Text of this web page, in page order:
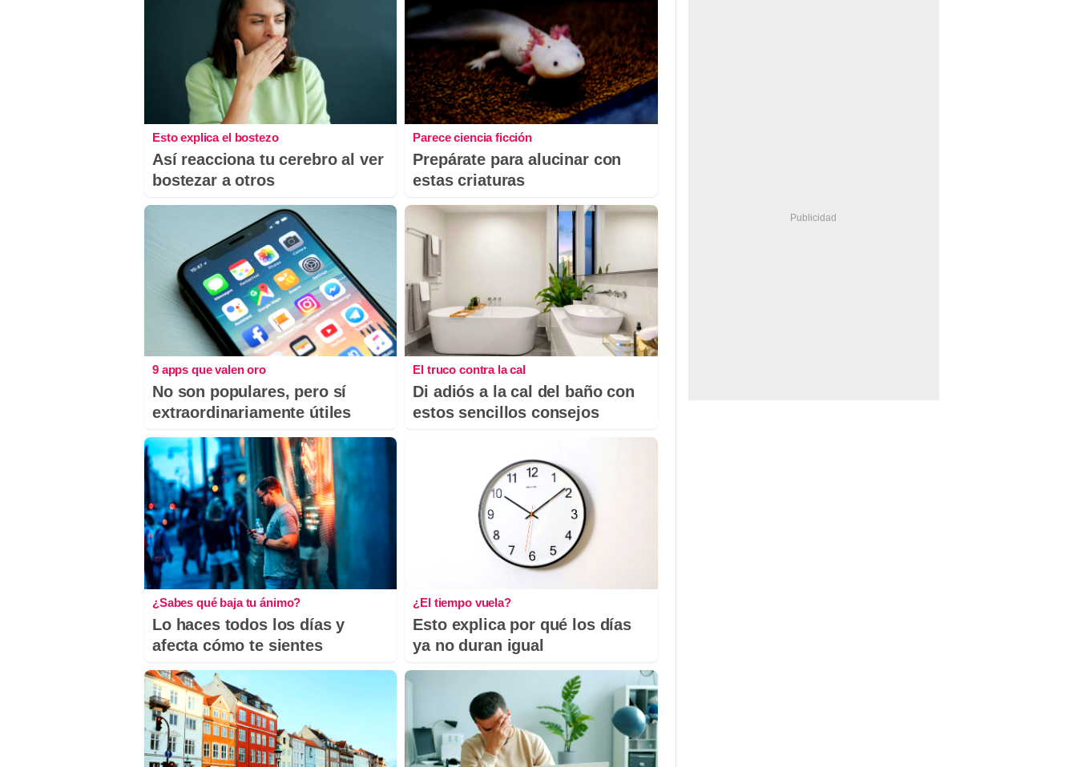
Esto explica el bostezo
Así reacciona tu cerebro al ver
bostezar a otros
Parece ciencia ficción
Prepárate para alucinar con
estas criaturas
9 apps que valen oro
No son populares, pero sí
extraordinariamente útiles
El truco contra la cal
Di adiós a la cal del baño con
estos sencillos consejos
¿Sabes qué baja tu ánimo?
Lo haces todos los días y
afecta cómo te sientes
¿El tiempo vuela?
Esto explica por qué los días
ya no duran igual